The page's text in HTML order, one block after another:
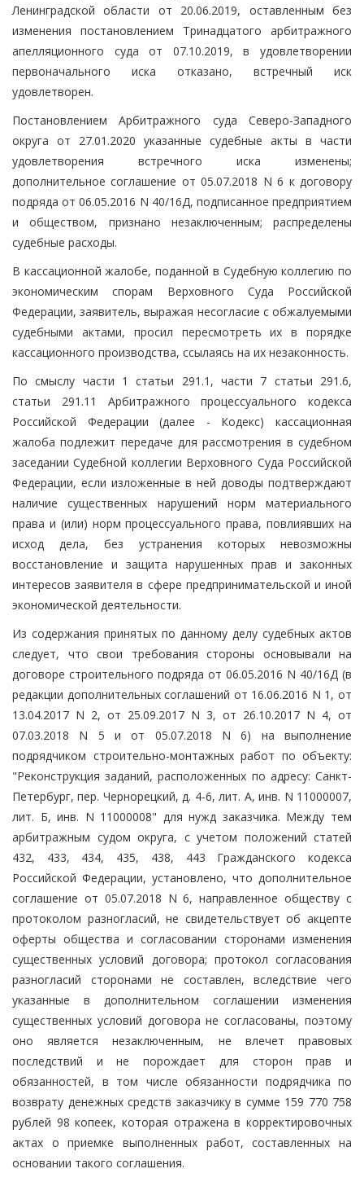
Ленинградской области от 20.06.2019, оставленным без
изменения постановлением Тринадцатого арбитражного
апелляционного суда от 07.10.2019, в удовлетворении
первоначального иска отказано, встречный иск
удовлетворен.
Постановлением Арбитражного суда Северо-Западного
округа от 27.01.2020 указанные судебные акты в части
удовлетворения встречного иска изменены;
дополнительное соглашение от 05.07.2018 N 6 к договору
подряда от 06.05.2016 N 40/16Д, подписанное предприятием
и обществом, признано незаключенным; распределены
судебные расходы.
В кассационной жалобе, поданной в Судебную коллегию по
экономическим спорам Верховного Суда Российской
Федерации, заявитель, выражая несогласие с обжалуемыми
судебными актами, просил пересмотреть их в порядке
кассационного производства, ссылаясь на их незаконность.
По смыслу части 1 статьи 291.1, части 7 статьи 291.6,
статьи 291.11 Арбитражного процессуального кодекса
Российской Федерации (далее - Кодекс) кассационная
жалоба подлежит передаче для рассмотрения в судебном
заседании Судебной коллегии Верховного Суда Российской
Федерации, если изложенные в ней доводы подтверждают
наличие существенных нарушений норм материального
права и (или) норм процессуального права, повлиявших на
исход дела, без устранения которых невозможны
восстановление и защита нарушенных прав и законных
интересов заявителя в сфере предпринимательской и иной
экономической деятельности.
Из содержания принятых по данному делу судебных актов
следует, что свои требования стороны основывали на
договоре строительного подряда от 06.05.2016 N 40/16Д (в
редакции дополнительных соглашений от 16.06.2016 N 1, от
13.04.2017 N 2, от 25.09.2017 N 3, от 26.10.2017 N 4, от
07.03.2018 N 5 и от 05.07.2018 N 6) на выполнение
подрядчиком строительно-монтажных работ по объекту:
"Реконструкция заданий, расположенных по адресу: Санкт-
Петербург, пер. Чернорецкий, д. 4-6, лит. А, инв. N 11000007,
лит. Б, инв. N 11000008" для нужд заказчика. Между тем
арбитражным судом округа, с учетом положений статей
432, 433, 434, 435, 438, 443 Гражданского кодекса
Российской Федерации, установлено, что дополнительное
соглашение от 05.07.2018 N 6, направленное обществу с
протоколом разногласий, не свидетельствует об акцепте
оферты общества и согласовании сторонами изменения
существенных условий договора; протокол согласования
разногласий сторонами не составлен, вследствие чего
указанные в дополнительном соглашении изменения
существенных условий договора не согласованы, поэтому
оно является незаключенным, не влечет правовых
последствий и не порождает для сторон прав и
обязанностей, в том числе обязанности подрядчика по
возврату денежных средств заказчику в сумме 159 770 758
рублей 98 копеек, которая отражена в корректировочных
актах о приемке выполненных работ, составленных на
основании такого соглашения.